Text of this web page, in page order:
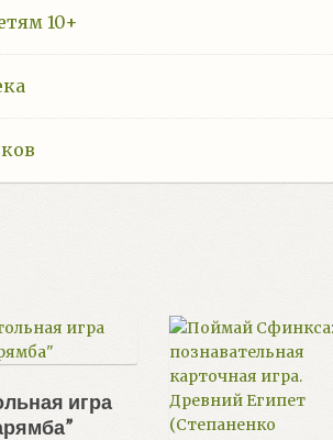
10+
игра